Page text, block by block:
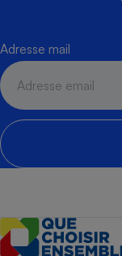
Adresse mail